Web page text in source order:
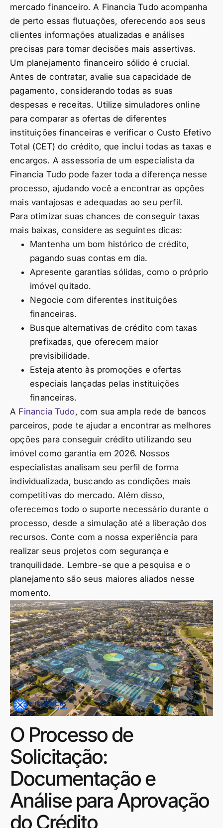
mercado financeiro. A Financia Tudo acompanha
de perto essas flutuações, oferecendo aos seus
clientes informações atualizadas e análises
precisas para tomar decisões mais assertivas.
Um planejamento financeiro sólido é crucial.
Antes de contratar, avalie sua capacidade de
pagamento, considerando todas as suas
despesas e receitas. Utilize simuladores online
para comparar as ofertas de diferentes
instituições financeiras e verificar o Custo Efetivo
Total (CET) do crédito, que inclui todas as taxas e
encargos. A assessoria de um especialista da
Financia Tudo pode fazer toda a diferença nesse
processo, ajudando você a encontrar as opções
mais vantajosas e adequadas ao seu perfil.
Para otimizar suas chances de conseguir taxas
mais baixas, considere as seguintes dicas:
Mantenha um bom histórico de crédito,
pagando suas contas em dia.
Apresente garantias sólidas, como o próprio
imóvel quitado.
Negocie com diferentes instituições
financeiras.
Busque alternativas de crédito com taxas
prefixadas, que oferecem maior
previsibilidade.
Esteja atento às promoções e ofertas
especiais lançadas pelas instituições
financeiras.
A Financia Tudo, com sua ampla rede de bancos
parceiros, pode te ajudar a encontrar as melhores
opções para conseguir crédito utilizando seu
imóvel como garantia em 2026. Nossos
especialistas analisam seu perfil de forma
individualizada, buscando as condições mais
competitivas do mercado. Além disso,
oferecemos todo o suporte necessário durante o
processo, desde a simulação até a liberação dos
recursos. Conte com a nossa experiência para
realizar seus projetos com segurança e
tranquilidade. Lembre-se que a pesquisa e o
planejamento são seus maiores aliados nesse
momento.
O Processo de
Solicitação:
Documentação e
Análise para Aprovação
do Crédito